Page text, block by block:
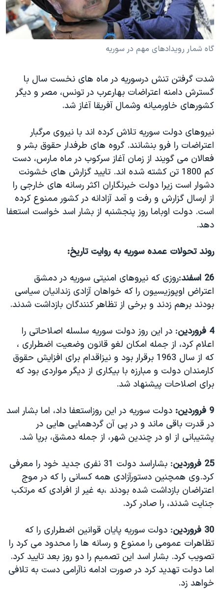
فرهنگ و زندگی
حقوق شهروندی
اقتصادی
اسرائیل در جنگ
گالری عکس
مستندها
انتخابات ریاست جمهوری آمریکا ۲۰۲۴
حمله جمهوری اسلامی به اسرائیل
ورزش زنان در ایران
اعتراضات زن، زندگی، آزادی
تریبونال مردمی آبان ۹۸
دادگاه حمید نوری
چهل سال گروگان‌گیری
قانون شفافیت دارائی کادر رهبری ایران
اعتراضات مردمی آبان ۹۸
اسرائیل در جنگ
همایش محافظه‌کاران آمریکا «سی‌پک»
صفحه‌های ویژه
سفر پرزیدنت ترامپ به چین
دنبال کنید
زبانهای مختلف
گاه شمار رویدادهای مهم در سوریه
شدت گرفتن تنش درسوریه در ماه های نخست سال با
گسترش دامنه اعتراضات بهارعرب در تونس، مصر و دیگر
کشورهای خاورمیانه وشمال آفریقا آغاز شد.
نیروهای دولت سوریه تلاش کرده اند با نیروی مرگبار
اعتراضات را فرو بنشانند. گروه های طرفدار حقوق بشر و
فعالان می گویند از زمان آغاز سرکوب در ماه مارس، دست
کم 1800 تن کشته شده اند. تایید گزارش های خشونت
دشوار است زیرا دولت خبرنگاران اکثر رسانه های خارجی را
از ارسال گزارش و رفت و آمد آزادانه در کشور ممنوع کرده
است. دولت اوباما روز پنجشنبه از بشار اسد خواست استعفا
دهد.
روند تحولات عمده سوریه به روایت تاریخ:
26 اسفند
:روزی که نیروهای امنیتی سوریه در دمشق
اعتراض اوپوزیسیون را که خواهان آزادی زندانیان سیاسی
بودند برهم زدند و برخی از تظاهر کنندگان بازداشت شدند.
4 فروردین
: در این روز دولت سوریه سلسله اصلاحاتی را
اعلام کرد، از جمله امکان لغو قانون وضعیت اضطراری ،
که از سال 1963 برقرار بود و نیزاقدام برای افزایش حقوق
کارمندان دولت و مبارزه با بیکاری از دیگر مواردی بود که
برای اصلاحات پیشنهاد شد.
9 فروردین:
دولت سوریه در این روزاستعفا داد، اما بشار اسد
در قدرت باقی ماند و در پی آن گردهمایی هایی در
پشتیبانی از او در چندین شهر، از جمله دمشق، برپا شد.
25 فروردین
: بشاراسد دولت 31 نفری جدید خود را معرفی
کرد.وی همچنین دستورآزادی همه کسانی را که در موج
اعتراضان بازداشت شده بودند ،به غیر از افرادی که مرتکب
جنایت شدند، را صادر کرد.
30 فروردین
: دولت سوریه پایان قوانین اضطراری را که
تظاهرات عمومی را ممنوع و رسانه ها را محدود می کرد را
تصویب کرد. بشار اسد این تصمیم را دو روز بعد تایید کرد.
اما دولت تهدید کرد در صورت ادامه ناآرامی دست به تلافی
خواهد زد.